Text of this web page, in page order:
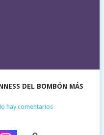
DEL BOMBÓN MÁS
hay comentarios